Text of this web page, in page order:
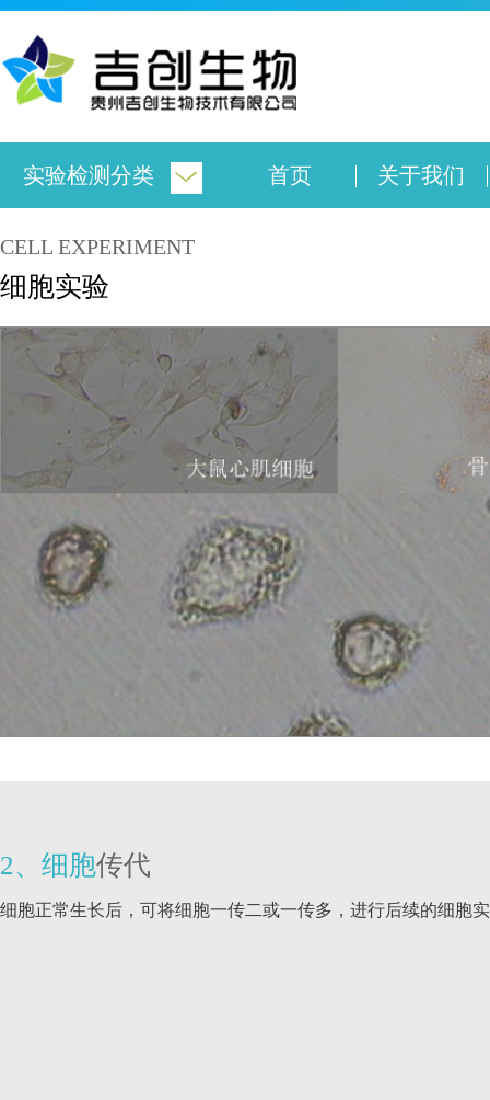
实验检测分类 首页 关于我们
CELL EXPERIMENT
细胞实验
2、细胞传代
细胞正常生长后，可将细胞一传二或一传多，进行后续的细胞